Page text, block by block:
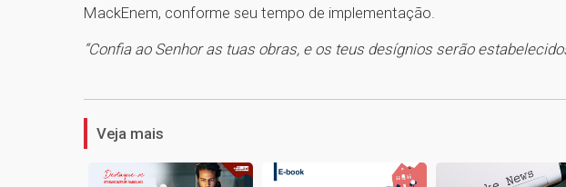
MackEnem, conforme seu tempo de implementação.
“Confia ao Senhor as tuas obras, e os teus desígnios serão
1
Veja mais